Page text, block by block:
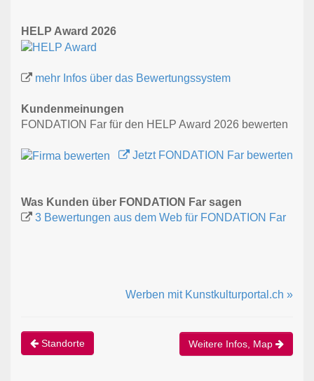
HELP Award 2026
mehr Infos über das Bewertungssystem
Kundenmeinungen
FONDATION Far für den HELP Award 2026 bewerten
Jetzt FONDATION Far bewerten
Was Kunden über FONDATION Far sagen
3 Bewertungen aus dem Web für FONDATION Far
Werben mit Kunstkulturportal.ch »
Standorte Weitere Infos, Map